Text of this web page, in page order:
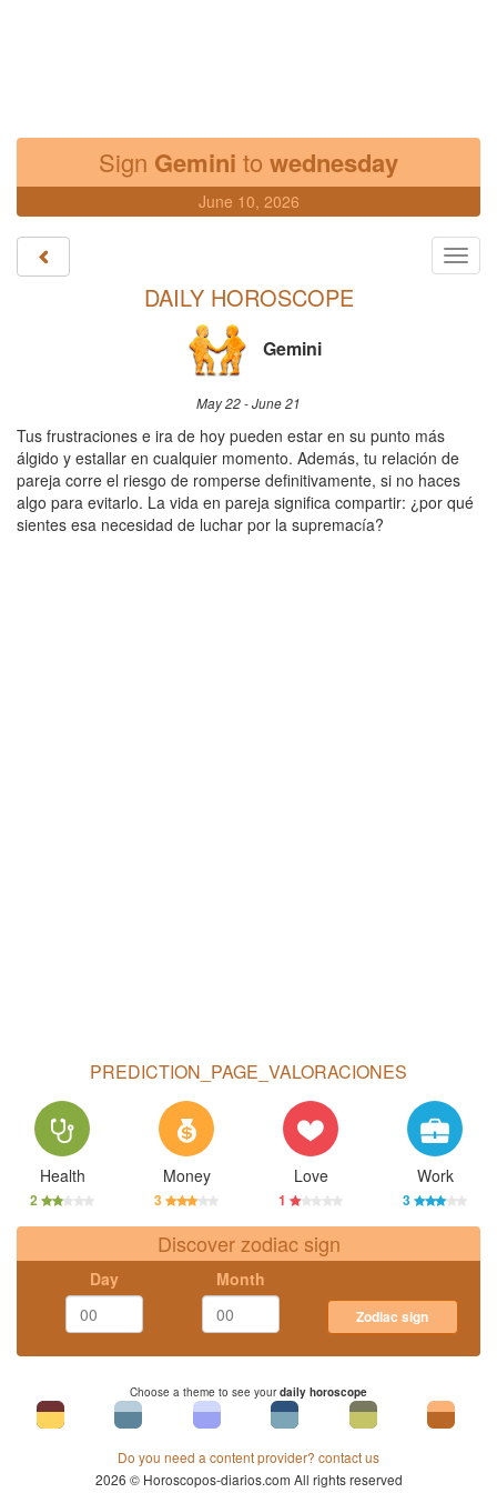
Sign Gemini to wednesday
June 10, 2026
DAILY HOROSCOPE
Gemini
May 22 - June 21
Tus frustraciones e ira de hoy pueden estar en su punto más
álgido y estallar en cualquier momento. Además, tu relación de
pareja corre el riesgo de romperse definitivamente, si no haces
algo para evitarlo. La vida en pareja significa compartir: ¿por qué
sientes esa necesidad de luchar por la supremacía?
PREDICTION_PAGE_VALORACIONES
Health
2
Money
3
Love
1
Work
3
Discover zodiac sign
Day Month
Zodiac sign
Choose a theme to see yourdaily horoscope
Do you need a content provider? contact us
2026 © Horoscopos-diarios.com All rights reserved